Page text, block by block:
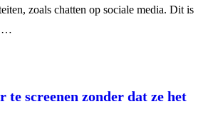
zoals chatten op sociale media. Dit is
…
te screenen zonder dat ze het